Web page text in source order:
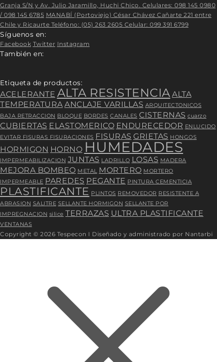
Granja S/N y Av. Julio Jaramillo, Huchi Chico. Celulares: 098 145 0980
/ 098 145 6785 MANABÍ (Portoviejo) César Chávez Cañarte 221 entre
Chile y Ricaurte Teléfono: (05) 263 2605 Celular: 099 391 6799
Síguenos en:
Facebook Twitter Instagram
También en:
Etiqueta de productos:
ACELERANTE ALTA RESISTENCIA ALTA
TEMPERATURAANCLAJE VARILLAS ARQUITECTONICOS
BAJA RETRACCION BLOQUE BORDES CANALES CISTERNAS cuarzo
CUBIERTAS ELASTOMERICO ENDURECEDOR ENLUCIDO
EVITAR FISURAS FISURACIONES FISURAS GRIETAS HONGOS
HORMIGON HORNO HUMEDADES
IMPERMEABILIZACION JUNTAS LADRILLO LOSAS MADERA
MEJORA BOMBEO METAL MORTERO MORTERO
IMPERMEABLE PAREDES PEGANTE PINTURA CEMENTICIA
PLASTIFICANTE PLINTOS REMOVEDOR RESISTENTE A
ABRASION SALITRE SELLANTE HORMIGON SELLANTE POR
IMPREGNACION silice TERRAZAS ULTRA PLASTIFICANTE
VENTANAS
Copyright © 2026 Tespecon I Diseñado y administrado por Nantarbi